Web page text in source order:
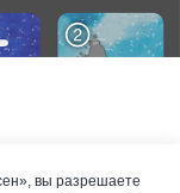
вы разрешаете